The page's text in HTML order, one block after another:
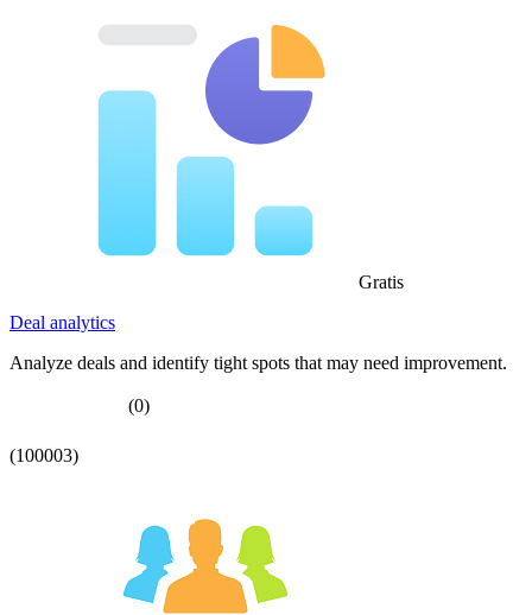
Gratis
Deal analytics
Analyze deals and identify tight spots that may need improvement.
(0)
(100003)